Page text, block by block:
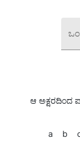
ಆ ಅಕ್ಷರದಿಂದ
a b